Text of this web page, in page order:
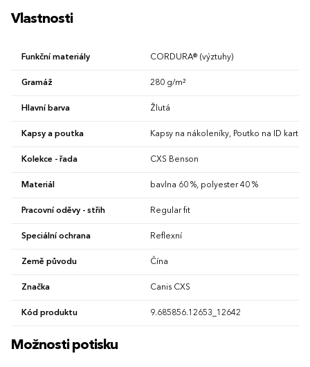
Vlastnosti
Funkční materiály CORDURA® (výztuhy)
Gramáž 280 g/m²
Hlavní barva Žlutá
Kapsy a poutka Kapsy na nákoleníky, Poutko na ID kartu,
Kolekce - řada CXS Benson
Materiál bavlna 60 %, polyester 40 %
Pracovní oděvy - střih Regular fit
Speciální ochrana Reflexní
Země původu Čína
Značka Canis CXS
Kód produktu 9.685856.12653_12642
Možnosti potisku